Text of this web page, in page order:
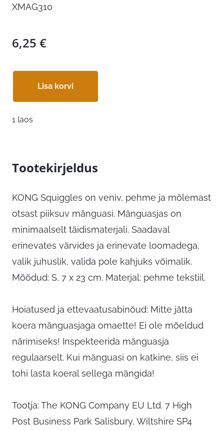
XMAG310
6,25 €
Lisa korvi
1 laos
Tootekirjeldus
KONG Squiggles on veniv, pehme ja mõlemast
otsast piiksuv mänguasi. Mänguasjas on
minimaalselt täidismaterjali. Saadaval
erinevates värvides ja erinevate loomadega,
valik juhuslik, valida pole kahjuks võimalik.
Mõõdud: S, 7 x 23 cm. Materjal: pehme tekstiil.
Hoiatused ja ettevaatusabinõud: Mitte jätta
koera mänguasjaga omaette! Ei ole mõeldud
närimiseks! Inspekteerida mänguasja
regulaarselt. Kui mänguasi on katkine, siis ei
tohi lasta koeral sellega mängida!
Tootja: The KONG Company EU Ltd. 7 High
Post Business Park Salisbury, Wiltshire SP4